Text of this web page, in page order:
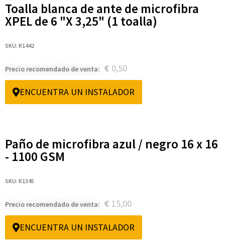
Toalla blanca de ante de microfibra
XPEL de 6 "X 3,25" (1 toalla)
SKU: R1442
Precio recomendado de venta: 0,50
ENCUENTRA UN INSTALADOR
Paño de microfibra azul / negro 16 x 16
- 1100 GSM
SKU: R1345
Precio recomendado de venta: 15,00
ENCUENTRA UN INSTALADOR